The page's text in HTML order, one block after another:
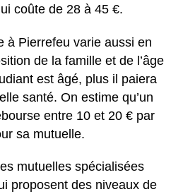
coûte de 28 à 45 €.
à Pierrefeu varie aussi en
de la famille et de l’âge
est âgé, plus il paiera
santé. On estime qu’un
entre 10 et 20 € par
sa mutuelle.
mutuelles spécialisées
proposent des niveaux de